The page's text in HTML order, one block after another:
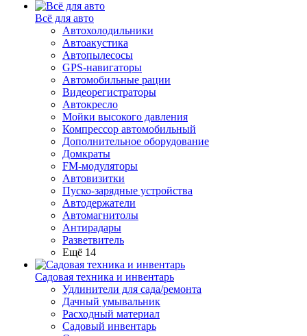
Всё для авто
Автохолодильники
Автоакустика
Автопылесосы
GPS-навигаторы
Автомобильные рации
Видеорегистраторы
Автокресло
Мойки высокого давления
Компрессор автомобильный
Дополнительное оборудование
Домкраты
FM-модуляторы
Автовизитки
Пуско-зарядные устройства
Автодержатели
Автомагнитолы
Антирадары
Разветвитель
Ещё 14
Садовая техника и инвентарь
Удлинители для сада/ремонта
Дачный умывальник
Расходный материал
Садовый инвентарь